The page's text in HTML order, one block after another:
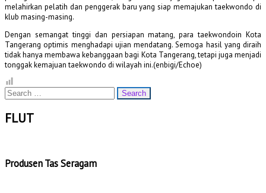
melahirkan pelatih dan penggerak baru yang siap memajukan taekwondo di
klub masing-masing.
Dengan semangat tinggi dan persiapan matang, para taekwondoin Kota
Tangerang optimis menghadapi ujian mendatang. Semoga hasil yang diraih
tidak hanya membawa kebanggaan bagi Kota Tangerang, tetapi juga menjadi
tonggak kemajuan taekwondo di wilayah ini.(enbigi/Echoe)
Search
for:
FLUT
Produsen Tas Seragam